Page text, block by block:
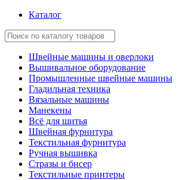
Каталог
Швейные машины и оверлоки
Вышивальное оборудование
Промышленные швейные машины
Гладильная техника
Вязальные машины
Манекены
Всё для шитья
Швейная фурнитура
Текстильная фурнитура
Ручная вышивка
Стразы и бисер
Текстильные принтеры